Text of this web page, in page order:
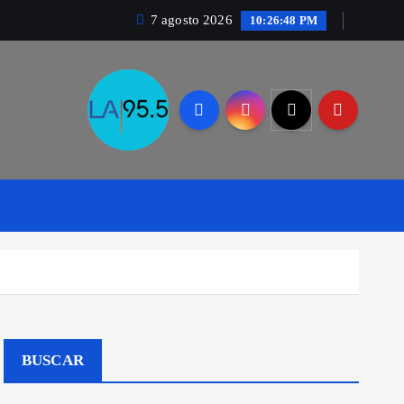
7 agosto 2026 10:26:50 PM
BUSCAR